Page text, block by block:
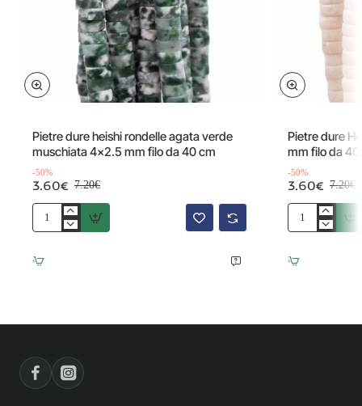
Pietre dure heishi rondelle agata verde
muschiata 4x2.5 mm filo da 40 cm
-50%
3.60€ 7.20€
Pietre
heishi
rondelle
filo
da
40
Pietre dure
mm filo da
-50%
3.60€ 7.20€
Pietre
Heishi
osso